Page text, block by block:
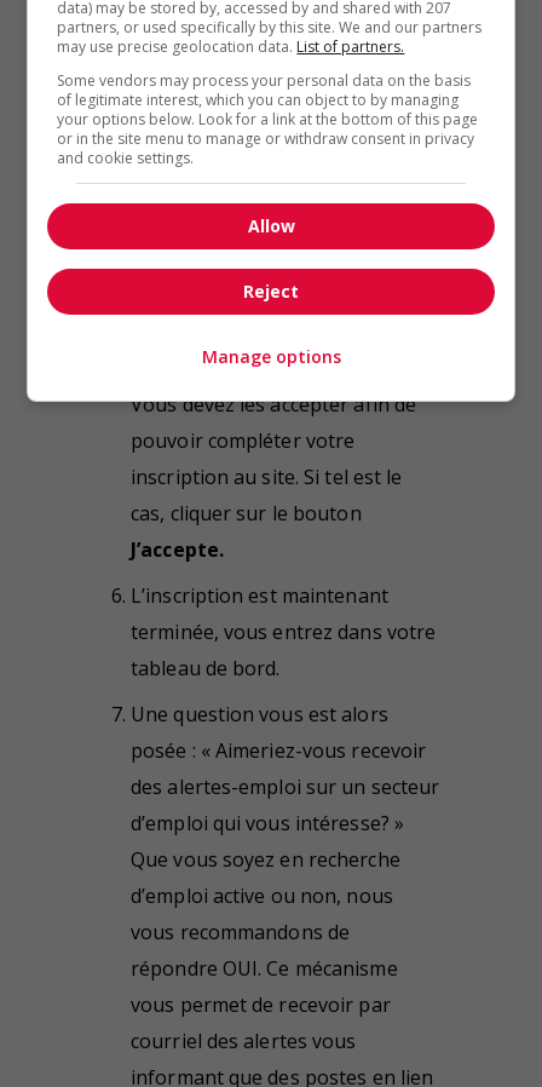
passe oublié, vous serez en
mesure de le récupérer en
cliquant sur le lienMot de
passe oublié?
Une nouvelle fenêtre modale
apparaît. Elle vous permet de
termes et conditions d’utilisation
de la politique de confidentialité.
Vous devez les accepter afin de
pouvoir compléter votre
inscription au site. Si tel est le
cas, cliquer sur le bouton
J’accepte.
L’inscription est maintenant
terminée, vous entrez dans votre
tableau de bord.
Une question vous est alors
posée : « Aimeriez-vous recevoir
des alertes-emploi sur un secteur
d’emploi qui vous intéresse? »
Que vous soyez en recherche
d’emploi active ou non, nous
vous recommandons de
répondre OUI. Ce mécanisme
vous permet de recevoir par
courriel des alertes vous
informant que des postes en lien
data) may be stored by, accessed by and shared with 207
partners, or used specifically by this site. We and our partners
may use precise geolocation data. List of partners.
Some vendors may process your personal data on the basis
of legitimate interest, which you can object to by managing
your options below. Look for a link at the bottom of this page
or in the site menu to manage or withdraw consent in privacy
and cookie settings.
Allow
Reject
Manage options